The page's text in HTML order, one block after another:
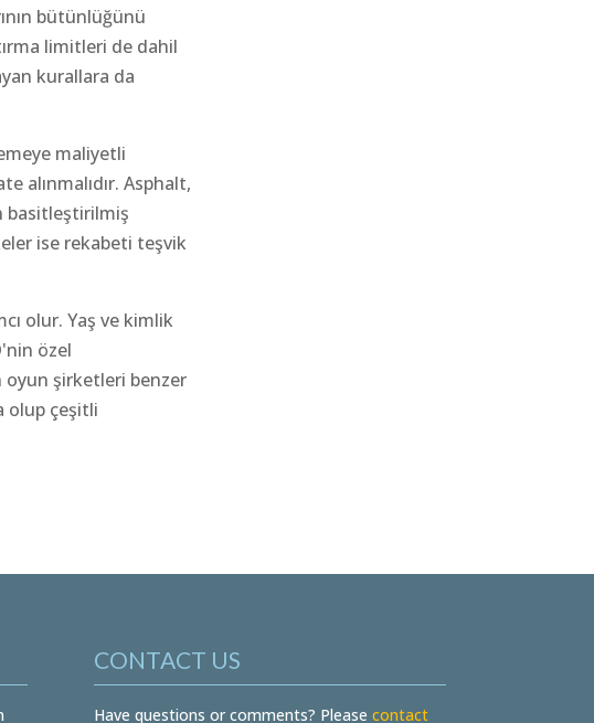
bütünlüğünü
limitleri de dahil
kurallara da
maliyetli
alınmalıdır. Asphalt,
basitleştirilmiş
ise rekabeti teşvik
olur. Yaş ve kimlik
özel
oyun şirketleri benzer
olup çeşitli
CONTACT US
Have questions or comments? Please contact